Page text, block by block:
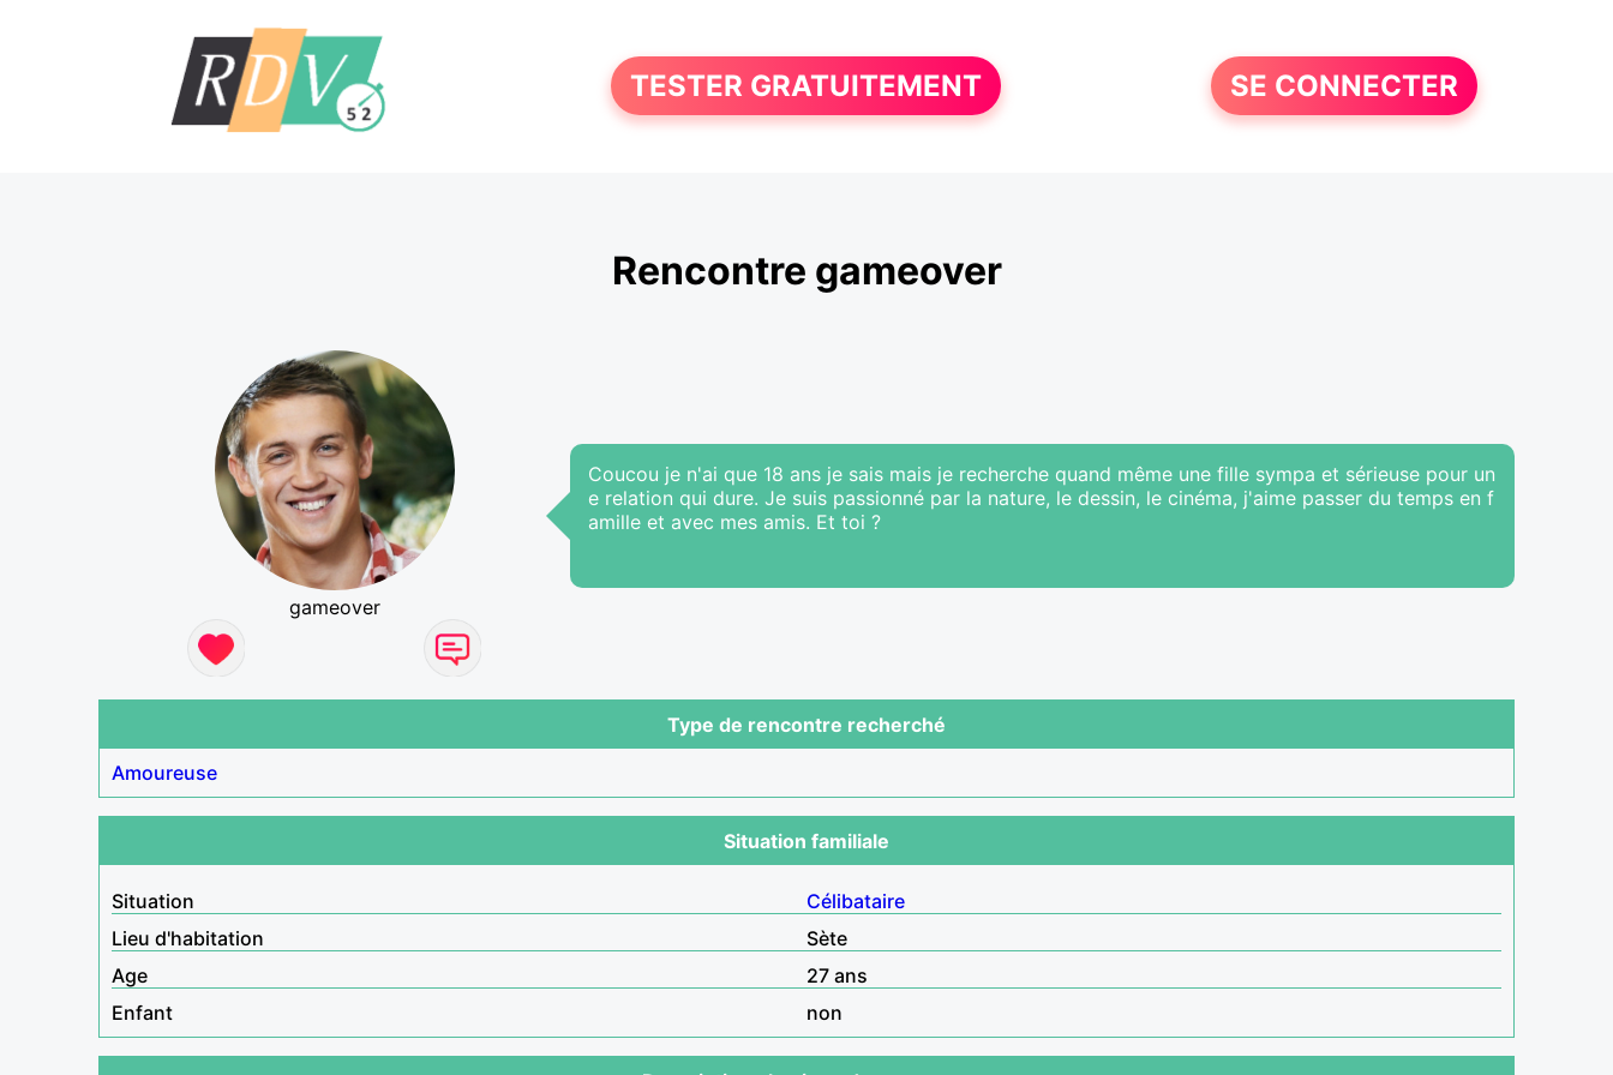
TESTER GRATUITEMENT SE CONNECTER
Rencontre gameover
gameover
Coucou je n'ai que 18 ans je sais mais je recherche quand même une fille sympa et sérieuse pour un
e relation qui dure. Je suis passionné par la nature, le dessin, le cinéma, j'aime passer du temps en f
amille et avec mes amis. Et toi ?
Type de rencontre recherché
Amoureuse
Situation familiale
Situation
Célibataire
Lieu d'habitation
Sète
Age
27 ans
Enfant
non